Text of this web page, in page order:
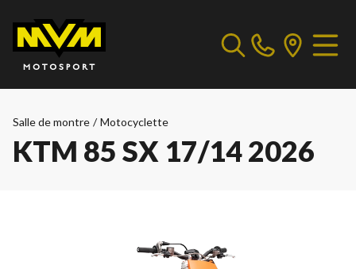
Salle de montre / Motocyclette
KTM 85 SX 17/14 2026